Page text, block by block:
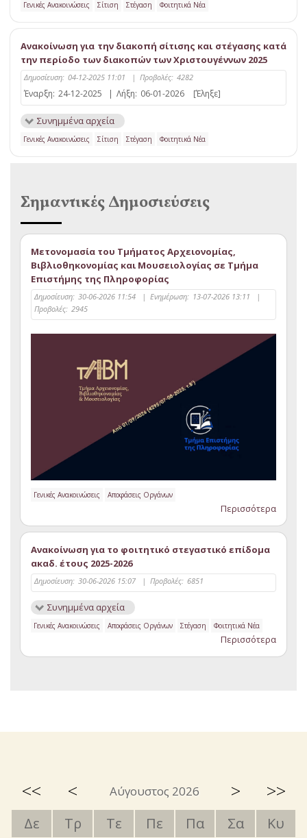
Γενικές Ανακοινώσεις Σίτιση Στέγαση Φοιτητικά Νέα
Ανακοίνωση για την διακοπή σίτισης και στέγασης κατά
την περίοδο των διακοπών των Χριστουγέννων 2025
Δημοσίευση: 04-12-2025 11:01 | Προβολές: 4282
Έναρξη: 24-12-2025 | Λήξη: 06-01-2026 [Έληξε]
Συνημμένα αρχεία
Γενικές Ανακοινώσεις Σίτιση Στέγαση Φοιτητικά Νέα
Σημαντικές Δημοσιεύσεις
Μετονομασία του Τμήματος Αρχειονομίας,
Βιβλιοθηκονομίας και Μουσειολογίας σε Τμήμα
Επιστήμης της Πληροφορίας
Δημοσίευση: 30-06-2026 11:54 | Ενημέρωση: 13-07-2026 13:11
|
Προβολές: 2945
Γενικές Ανακοινώσεις Αποφάσεις Οργάνων
Περισσότερα
Ανακοίνωση για το φοιτητικό στεγαστικό επίδομα
ακαδ. έτους 2025-2026
Δημοσίευση: 30-06-2026 15:07 | Προβολές: 6851
Συνημμένα αρχεία
Γενικές Ανακοινώσεις Αποφάσεις Οργάνων Στέγαση Φοιτητικά Νέα
Περισσότερα
<< < Αύγουστος 2026 > >>
Δε Τρ Τε Πε Πα Σα
Κυ